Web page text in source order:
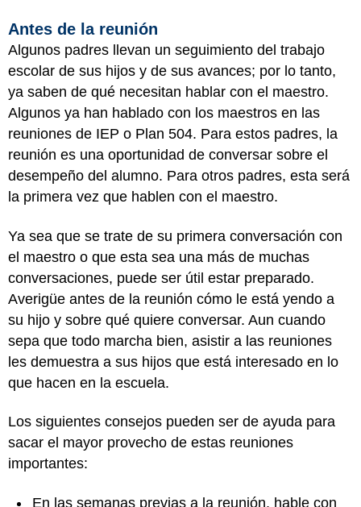
Antes de la reunión
Algunos padres llevan un seguimiento del trabajo
escolar de sus hijos y de sus avances; por lo tanto,
ya saben de qué necesitan hablar con el maestro.
Algunos ya han hablado con los maestros en las
reuniones de IEP o Plan 504. Para estos padres, la
reunión es una oportunidad de conversar sobre el
desempeño del alumno. Para otros padres, esta será
la primera vez que hablen con el maestro.
Ya sea que se trate de su primera conversación con
el maestro o que esta sea una más de muchas
conversaciones, puede ser útil estar preparado.
Averigüe antes de la reunión cómo le está yendo a
su hijo y sobre qué quiere conversar. Aun cuando
sepa que todo marcha bien, asistir a las reuniones
les demuestra a sus hijos que está interesado en lo
que hacen en la escuela.
Los siguientes consejos pueden ser de ayuda para
sacar el mayor provecho de estas reuniones
importantes:
En las semanas previas a la reunión, hable con